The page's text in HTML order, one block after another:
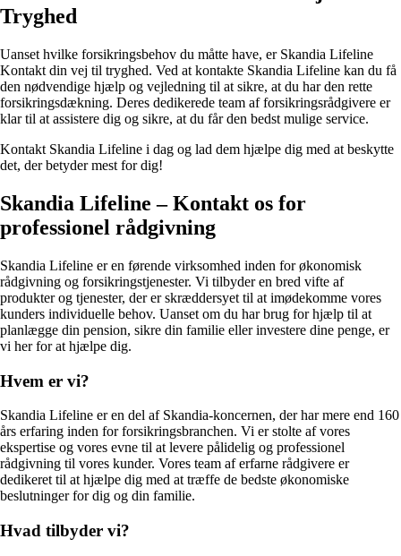
Tryghed
Uanset hvilke forsikringsbehov du måtte have, er Skandia Lifeline
Kontakt din vej til tryghed. Ved at kontakte Skandia Lifeline kan du få
den nødvendige hjælp og vejledning til at sikre, at du har den rette
forsikringsdækning. Deres dedikerede team af forsikringsrådgivere er
klar til at assistere dig og sikre, at du får den bedst mulige service.
Kontakt Skandia Lifeline i dag og lad dem hjælpe dig med at beskytte
det, der betyder mest for dig!
Skandia Lifeline – Kontakt os for
professionel rådgivning
Skandia Lifeline er en førende virksomhed inden for økonomisk
rådgivning og forsikringstjenester. Vi tilbyder en bred vifte af
produkter og tjenester, der er skræddersyet til at imødekomme vores
kunders individuelle behov. Uanset om du har brug for hjælp til at
planlægge din pension, sikre din familie eller investere dine penge, er
vi her for at hjælpe dig.
Hvem er vi?
Skandia Lifeline er en del af Skandia-koncernen, der har mere end 160
års erfaring inden for forsikringsbranchen. Vi er stolte af vores
ekspertise og vores evne til at levere pålidelig og professionel
rådgivning til vores kunder. Vores team af erfarne rådgivere er
dedikeret til at hjælpe dig med at træffe de bedste økonomiske
beslutninger for dig og din familie.
Hvad tilbyder vi?